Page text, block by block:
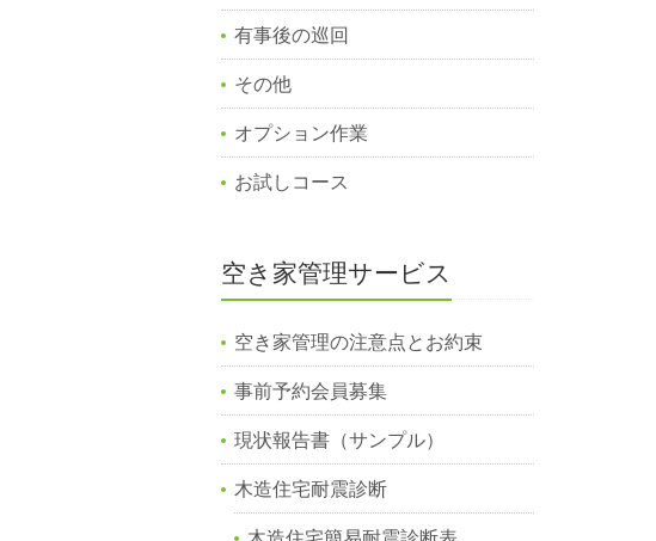
有事後の巡回
その他
オプション作業
お試しコース
空き家管理サービス
空き家管理の注意点とお約束
事前予約会員募集
現状報告書（サンプル）
木造住宅耐震診断